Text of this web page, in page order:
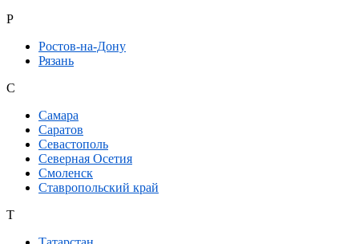
Р
Ростов-на-Дону
Рязань
С
Самара
Саратов
Севастополь
Северная Осетия
Смоленск
Ставропольский край
Т